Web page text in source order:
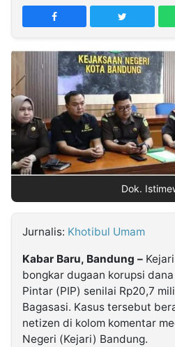
PT
TREETAN
INDONESIA
Partner
Insight
NTB
Suara
Time
Lens
IDN
Daily
Jogja
Jalan
Rakyat
Idealita
News
Kita
Notice
Dinamikapost.com
Radar
Baru
Seedbacklink
Kabarbaru
Dok.
Jurnalis: Khotibul Umam
Kabar Baru, Bandung –
bongkar dugaan korupsi
Pintar (PIP) senilai Rp20,7
Bagasasi. Kasus tersebut
netizen di kolom komentar
Negeri (Kejari) Bandung.